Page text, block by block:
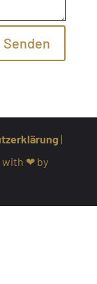
Senden
|
with ❤ by